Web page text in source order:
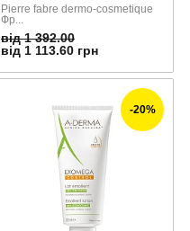
Pierre fabre dermo-cosmetique
Фр...
від 1 392.00
від 1 113.60 грн
-20%